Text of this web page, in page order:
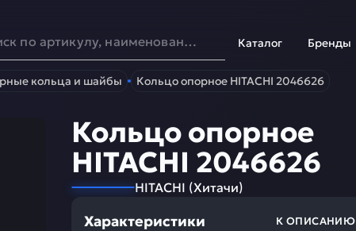
Каталог Бренды
кольца и шайбы Кольцо опорное HITACHI 2046626
Кольцо опорное
HITACHI 2046626
HITACHI (Хитачи)
Характеристики К ОПИСАНИЮ